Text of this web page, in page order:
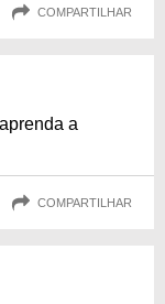
COMPARTILHAR
a
COMPARTILHAR